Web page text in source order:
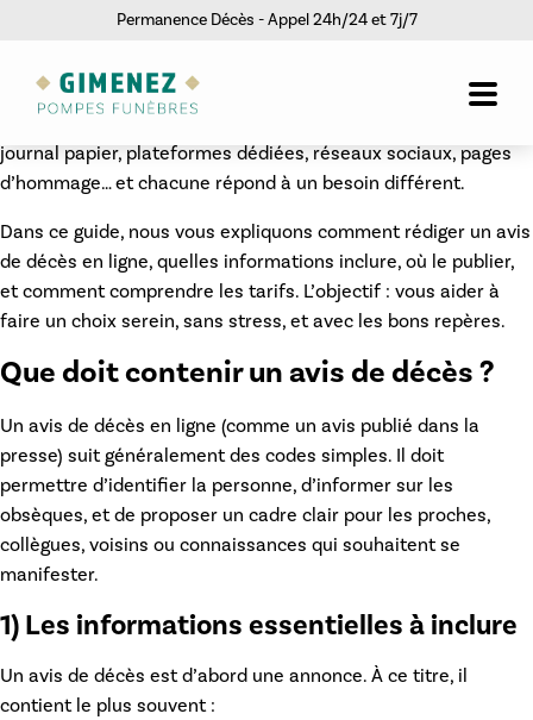
Permanence Décès - Appel 24h/24 et 7j/7
Publier un avis de décès est souvent l’une des premières
message à la fois pratique (informer) et symbolique (rendre
journal papier, plateformes dédiées, réseaux sociaux, pages
d’hommage… et chacune répond à un besoin différent.
Dans ce guide, nous vous expliquons comment rédiger un avis
de décès en ligne, quelles informations inclure, où le publier,
et comment comprendre les tarifs. L’objectif : vous aider à
faire un choix serein, sans stress, et avec les bons repères.
Que doit contenir un avis de décès ?
Un avis de décès en ligne (comme un avis publié dans la
presse) suit généralement des codes simples. Il doit
permettre d’identifier la personne, d’informer sur les
obsèques, et de proposer un cadre clair pour les proches,
collègues, voisins ou connaissances qui souhaitent se
manifester.
1) Les informations essentielles à inclure
Un avis de décès est d’abord une annonce. À ce titre, il
contient le plus souvent :